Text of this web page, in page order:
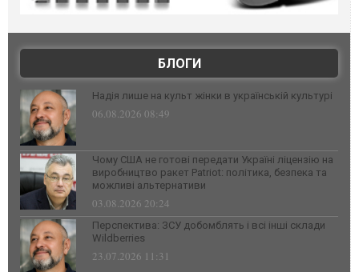
БЛОГИ
Надія лише на культ жінки в українській культурі
06.08.2026 08:49
Чому США не готові передати Україні ліцензію на
виробництво ракет Patriot: політика, безпека та
можливі альтернативи
03.08.2026 20:24
Перспектива: ЗСУ добомблять і всі інші склади
Wildberries
23.07.2026 11:31